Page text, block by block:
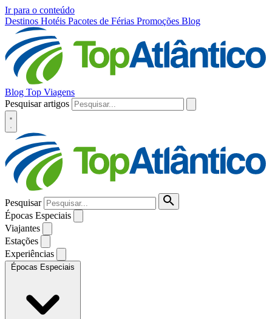
Ir para o conteúdo
Destinos Hotéis Pacotes de Férias Promoções Blog
Blog Top Viagens
Pesquisar artigos
Pesquisar
Épocas Especiais
Viajantes
Estações
Experiências
Épocas Especiais